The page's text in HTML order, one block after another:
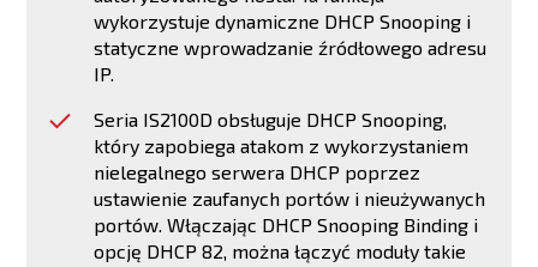
wykorzystuje dynamiczne DHCP Snooping i
statyczne wprowadzanie źródłowego adresu
IP.
Seria IS2100D obsługuje DHCP Snooping,
który zapobiega atakom z wykorzystaniem
nielegalnego serwera DHCP poprzez
ustawienie zaufanych portów i nieużywanych
portów. Włączając DHCP Snooping Binding i
opcję DHCP 82, można łączyć moduły takie